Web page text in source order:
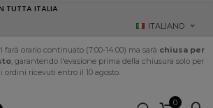
TUTTA ITALIA
ITALIANO
farà orario continuato (7:00-14:00) ma sarà chiusa per
, garantendo l'evasione prima della chiusura solo per
ordini ricevuti entro il 10 agosto.
0